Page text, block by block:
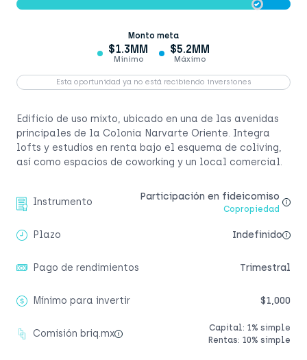
Monto meta
$1.3MM
Mínimo
$5.2MM
Máximo
Esta oportunidad ya no está recibiendo inversiones
Edificio de uso mixto, ubicado en una de las avenidas
principales de la Colonia Narvarte Oriente. Integra
lofts y estudios en renta bajo el esquema de coliving,
así como espacios de coworking y un local comercial.
Instrumento Participación en fideicomiso
Copropiedad
Plazo Indefinido
Pago de rendimientos Trimestral
Mínimo para invertir $1,000
Comisión briq.mx
Capital: 1% simple
Rentas: 10% simple